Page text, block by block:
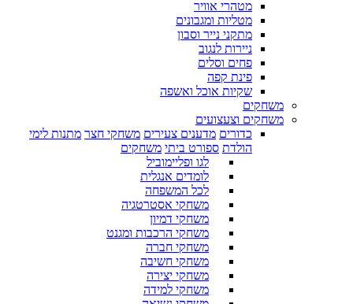
מטהרי אוויר
מטליות ומגבונים
מתקני נייר וסבון
ניירות לנגוב
פחים וסלים
פינת קפה
שקיות אוכל ואשפה
משחקים
משחקים וצעצועים
כדורים מדענים צעירים משחקי חצר מתנות לימי
הולדת ספורט ביתי משחקים
לגו ופליימוביל
לומדים אנגלית
לכל המשפחה
משחקי אסטרטגיה
משחקי דמיון
משחקי הרכבות ומגנט
משחקי חברה
משחקי חשיבה
משחקי יצירה
משחקי למידה